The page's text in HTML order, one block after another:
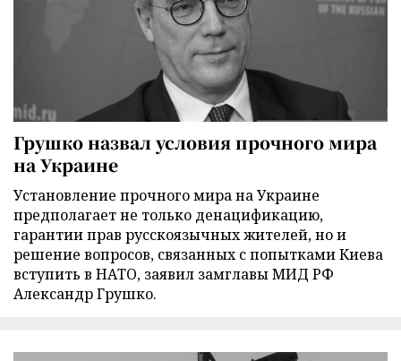
Грушко назвал условия прочного мира
на Украине
Установление прочного мира на Украине
предполагает не только денацификацию,
гарантии прав русскоязычных жителей, но и
решение вопросов, связанных с попытками Киева
вступить в НАТО, заявил замглавы МИД РФ
Александр Грушко.